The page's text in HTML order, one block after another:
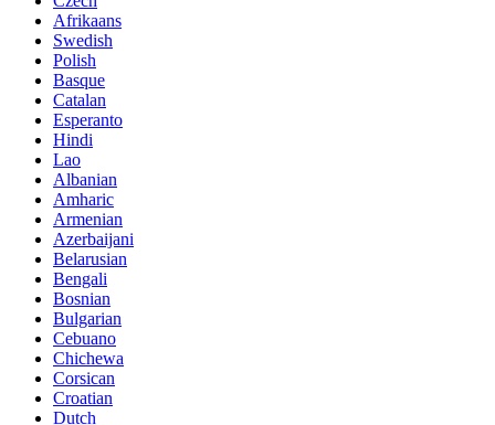
Afrikaans
Swedish
Polish
Basque
Catalan
Esperanto
Hindi
Lao
Albanian
Amharic
Armenian
Azerbaijani
Belarusian
Bengali
Bosnian
Bulgarian
Cebuano
Chichewa
Corsican
Croatian
Dutch